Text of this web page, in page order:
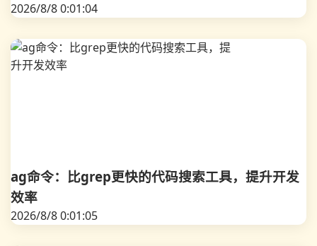
2026/8/8 0:01:04
ag命令：比grep更快的代码搜索工具，提升开发
效率
2026/8/8 0:01:05